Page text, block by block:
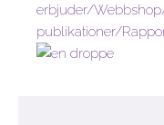
erbjuder/
publikationer/